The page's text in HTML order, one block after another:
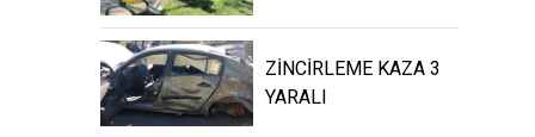
ZİNCİRLEME KAZA 3
YARALI